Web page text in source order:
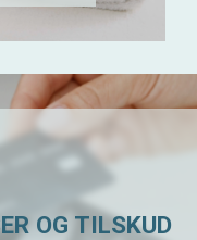
OG TILSKUD